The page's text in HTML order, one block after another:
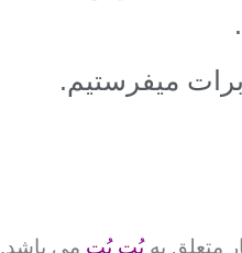
میفرستیم.
متعلق بهپُت پُت می باشد.